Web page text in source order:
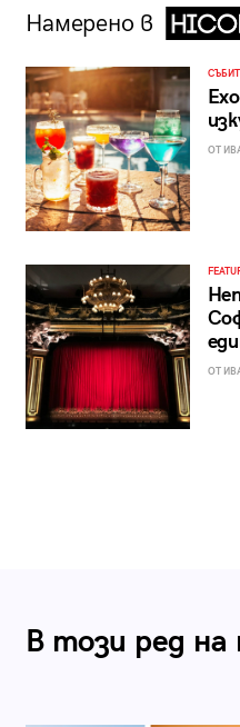
Намерено в
ОТ
ОТ
В този ред на